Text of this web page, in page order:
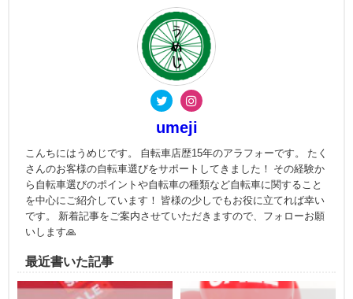
umeji
こんちにはうめじです。 自転車店歴15年のアラフォーです。 たく
さんのお客様の自転車選びをサポートしてきました！ その経験か
ら自転車選びのポイントや自転車の種類など自転車に関すること
を中心にご紹介しています！ 皆様の少しでもお役に立てれば幸い
です。 新着記事をご案内させていただきますので、フォローお願
いします🙏
最近書いた記事